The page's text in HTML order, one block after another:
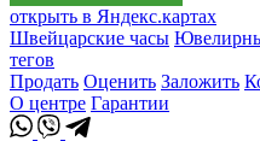
открыть в Яндекс.картах
Швейцарские часы
тегов
Продать Оценить Заложить
О центре Гарантии